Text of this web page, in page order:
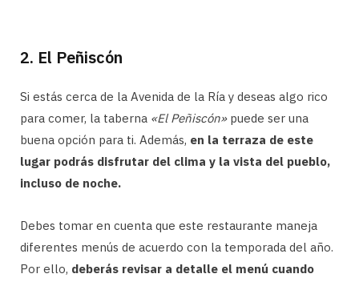
2. El Peñiscón
Si estás cerca de la Avenida de la Ría y deseas algo rico
para comer, la taberna «El Peñiscón»puede ser una
buena opción para ti. Además, en la terraza de este
lugar podrás disfrutar del clima y la vista del pueblo,
incluso de noche.
Debes tomar en cuenta que este restaurante maneja
diferentes menús de acuerdo con la temporada del año.
Por ello, deberás revisar a detalle el menú cuando